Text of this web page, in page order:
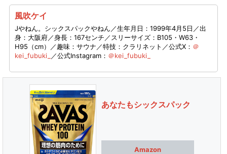
風吹ケイ
Jやねん。シックスパックやねん／生年月日：1999年4月5日／出
身：大阪府／身長：167センチ／スリーサイズ：B105・W63・
H95（cm）／趣味：サウナ／特技：クラリネット／公式X： ＠
kei_fubuki_
／公式Instagram： ＠kei_fubuki_
あなたもシックスパック
Amazon